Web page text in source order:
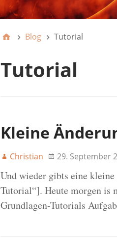
Blog Tutorial
Tutorial
Kleine
Christian 29. September
Und wieder gibts eine
Tutorial“]. Heute morgen is
Grundlagen-Tutorials